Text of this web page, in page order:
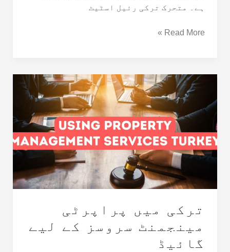
ہے۔ متحرک ترکی رئیل اسٹیٹ
Read More »
ترکی میں پراپرٹی
مینجمنٹ سروسز کے لیے
گائیڈ
ترکی
میں
پراپرٹی
مینجمنٹ
سروسز
کے
لیے
گائیڈ